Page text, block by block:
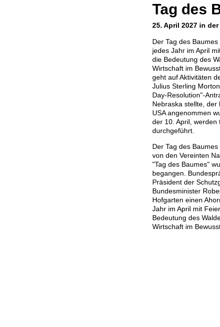
Tag des
25. April 2027 in der
Der Tag des
jedes Jahr im April
die Bedeutung des
Wirtschaft im
geht auf Aktivitäten
Julius Sterling
Day-Resolution"-
Nebraska stellte,
USA angenommen
der 10. April, werden
durchgeführt.
Der Tag des
von den Vereinten
"Tag des Baumes"
begangen.
Präsident der
Bundesminister
Hofgarten einen
Jahr im April mit
Bedeutung des
Wirtschaft im